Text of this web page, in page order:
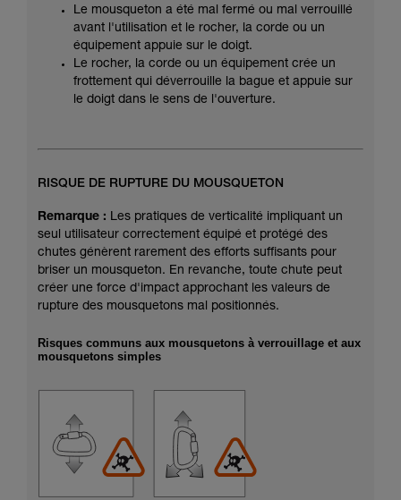
Le mousqueton a été mal fermé ou mal verrouillé
avant l'utilisation et le rocher, la corde ou un
équipement appuie sur le doigt.
Le rocher, la corde ou un équipement crée un
frottement qui déverrouille la bague et appuie sur
le doigt dans le sens de l'ouverture.
RISQUE DE RUPTURE DU MOUSQUETON
Remarque : Les pratiques de verticalité impliquant un
seul utilisateur correctement équipé et protégé des
chutes génèrent rarement des efforts suffisants pour
briser un mousqueton. En revanche, toute chute peut
créer une force d'impact approchant les valeurs de
rupture des mousquetons mal positionnés.
Risques communs aux mousquetons à verrouillage et aux
mousquetons simples